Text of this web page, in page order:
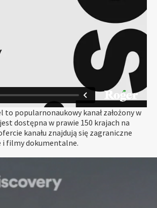
to popularnonaukowy kanał założony w
dostępna w prawie 150 krajach na
kanału znajdują się zagraniczne
i filmy dokumentalne.